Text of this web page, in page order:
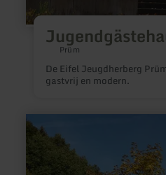
Prüm
De Eifel Jeugdherberg
gastvrij en modern.
meer
informatie
Camperplaats
Pronsfeld